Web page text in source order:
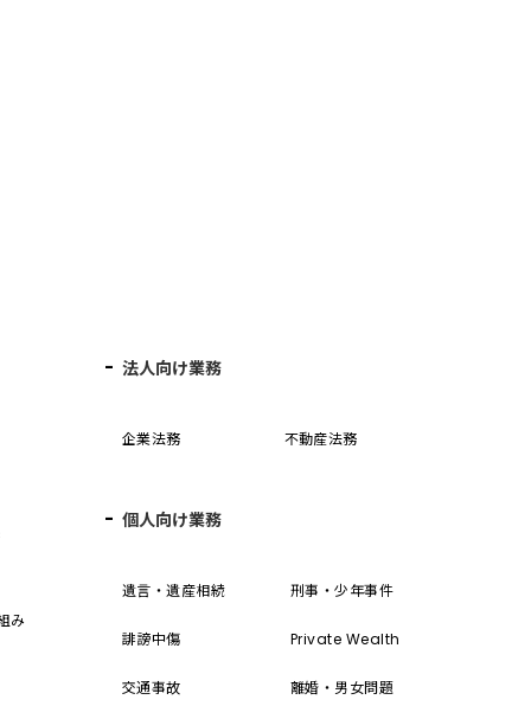
み
法人向け業務
企業法務 不動産法務
個人向け業務
遺言・遺産相続 刑事・少年事件
誹謗中傷 Private Wealth
交通事故 離婚・男女問題